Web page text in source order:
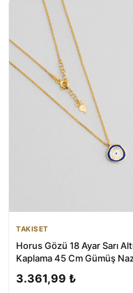
TAKISET
Horus Gözü 18 Ayar Sarı
Kaplama 45 Cm Gümüş
3.361,99 ₺